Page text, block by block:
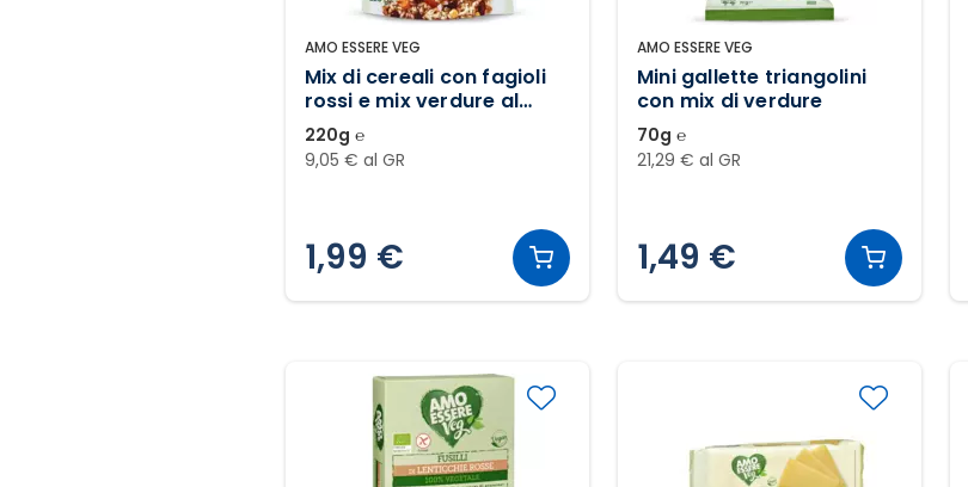
AMO ESSERE VEG
Mix di cereali con fagioli
rossi e mix verdure al
vapore
220g ℮
9,05 € al GR
1,99 €
AMO ESSERE VEG
Mini gallette triangolini
con mix di verdure
70g ℮
21,29 € al GR
1,49 €